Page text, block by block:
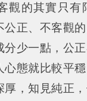
觀的其實只有
公正、不客觀
分少一點，公
態就比較平
厚，知見純正